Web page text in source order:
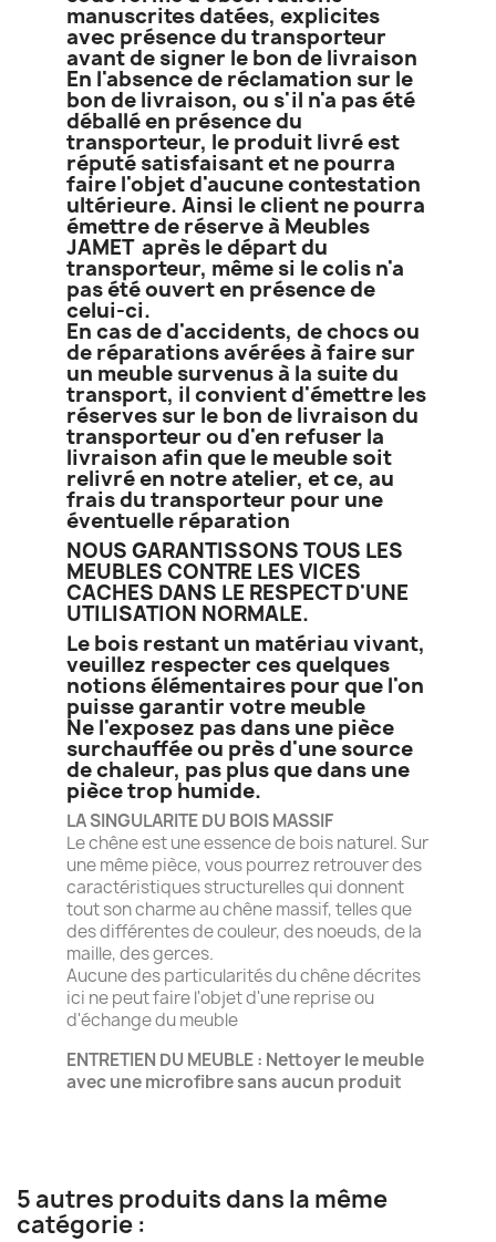
manuscrites datées, explicites
avec présence du transporteur
avant de signer le bon de livraison
En l'absence de réclamation sur le
bon de livraison, ou s'il n'a pas été
déballé en présence du
transporteur, le produit livré est
réputé satisfaisant et ne pourra
faire l'objet d'aucune contestation
ultérieure. Ainsi le client ne pourra
émettre de réserve à Meubles
JAMET après le départ du
transporteur, même si le colis n'a
pas été ouvert en présence de
celui-ci.
En cas de d'accidents, de chocs ou
de réparations avérées à faire sur
un meuble survenus à la suite du
transport, il convient d'émettre les
réserves sur le bon de livraison du
transporteur ou d'en refuser la
livraison afin que le meuble soit
relivré en notre atelier, et ce, au
frais du transporteur pour une
éventuelle réparation
NOUS GARANTISSONS TOUS LES
MEUBLES CONTRE LES VICES
CACHES DANS LE RESPECT D'UNE
UTILISATION NORMALE.
Le bois restant un matériau vivant,
veuillez respecter ces quelques
notions élémentaires pour que l'on
puisse garantir votre meuble
Ne l'exposez pas dans une pièce
surchauffée ou près d'une source
de chaleur, pas plus que dans une
pièce trop humide.
LA SINGULARITE DU BOIS MASSIF
Le chêne est une essence de bois naturel. Sur
une même pièce, vous pourrez retrouver des
caractéristiques structurelles qui donnent
tout son charme au chêne massif, telles que
des différentes de couleur, des noeuds, de la
maille, des gerces.
Aucune des particularités du chêne décrites
ici ne peut faire l'objet d'une reprise ou
d'échange du meuble
ENTRETIEN DU MEUBLE : Nettoyer le meuble
avec une microfibre sans aucun produit
5 autres produits dans la même
catégorie :